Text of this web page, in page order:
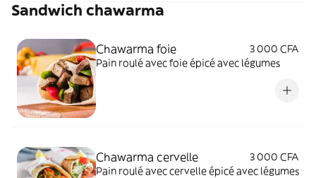
Sandwich chawarma
Chawarma foie
3 000 CFA
Pain roulé avec foie épicé avec légumes
Chawarma cervelle
3 000 CFA
Pain roulé avec cervelle épicé avec légumes